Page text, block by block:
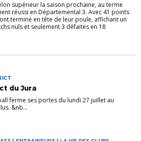
supérieur la saison prochaine, au terme
réussi en Départemental 3. Avec 41 points
terminé en tête de leur poule, affichant un
nuls et seulement 3 défaites en 18
du Jura
ferme ses portes du lundi 27 juillet au
&nb...